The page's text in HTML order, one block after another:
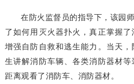
在防火监督员的指导下，该园
了如何用灭火器扑火，真正掌握了
增强自防自救和逃生能力。当天
生讲解消防车辆、各类消防器材
距离观看了消防车、消防器材。